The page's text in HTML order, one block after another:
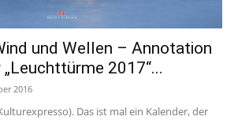
und Wellen – Annotation
2017“...
2016
Das ist mal ein Kalender, der